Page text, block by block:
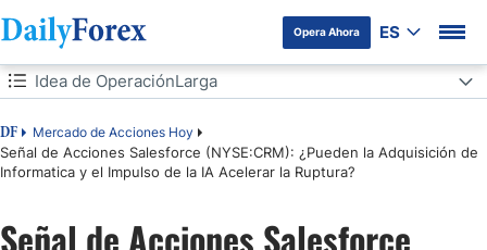
Opera Ahora ES
Tabla de contenidos
DF Mercado de Acciones Hoy
Señal de Acciones Salesforce (NYSE:CRM): ¿Pueden la Adquisición de
Informatica y el Impulso de la IA Acelerar la Ruptura?
Idea de OperaciónLarga
Idea de OperaciónLarga
Análisis del Sentimiento del Mercado
Análisis Fundamental de Salesforce
Señal de Acciones Salesforce